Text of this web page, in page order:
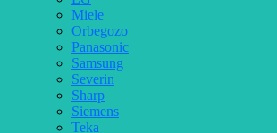
Miele
Orbegozo
Panasonic
Samsung
Severin
Sharp
Siemens
Teka